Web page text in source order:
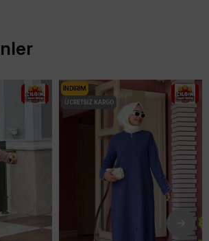
İNDIRIM
ÜCRETSIZ KARGO